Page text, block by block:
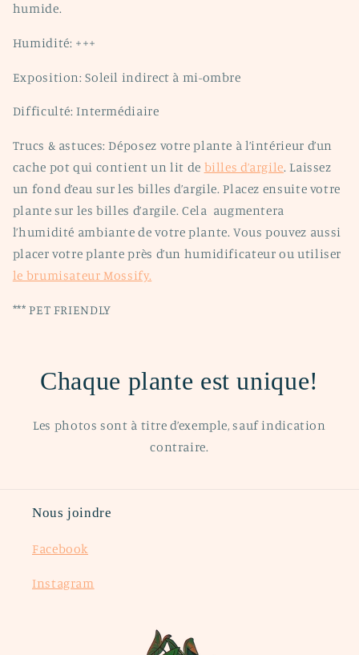
humide.
Humidité: +++
Exposition: Soleil indirect à mi-ombre
Difficulté: Intermédiaire
Trucs & astuces: Déposez votre plante à l’intérieur d’un
cache pot qui contient un lit de billes d’argile. Laissez
un fond d’eau sur les billes d’argile. Placez ensuite votre
plante sur les billes d’argile. Cela augmentera
l’humidité ambiante de votre plante. Vous pouvez aussi
placer votre plante près d’un humidificateur ou utiliser
le brumisateur Mossify.
*** PET FRIENDLY
Chaque plante est unique!
Les photos sont à titre d’exemple, sauf indication
contraire.
Nous joindre
Facebook
Instagram